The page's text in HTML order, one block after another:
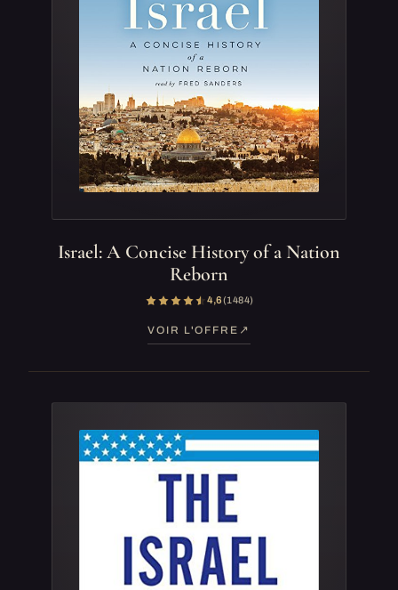
Israel: A Concise History of a Nation
Reborn
4,6(1 484)
VOIR L'OFFRE